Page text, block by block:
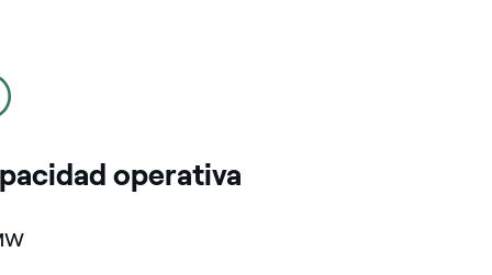
operativa